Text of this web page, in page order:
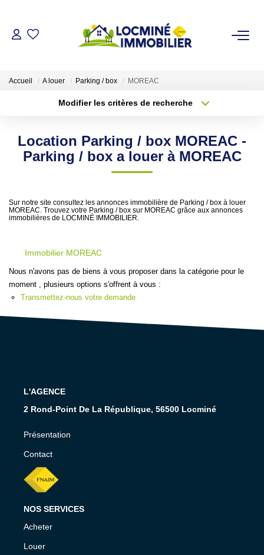
L'AGENCE
NOS CONSEILS
Accueil A louer Parking / box MOREAC
Modifier les critères de recherche
Sélectionnez...
Type de bien
Surface min
Créer une alerte
Location Parking / box MOREAC -
Parking / box a louer à MOREAC
Sur notre site consultez les annonces immobilière de Parking / box à louer
MOREAC. Trouvez votre Parking / box sur MOREAC grâce aux annonces
immobilières de LOCMINÉ IMMOBILIER.
Immobilier MOREAC
Nous n'avons pas de biens à vous proposer dans la catégorie pour le
moment , plusieurs options s'offrent à vous :
Transmettez-nous votre demande
L'AGENCE
2 Rond-Point De La République, 56500 Locminé
Présentation
Contact
NOS SERVICES
Acheter
Louer